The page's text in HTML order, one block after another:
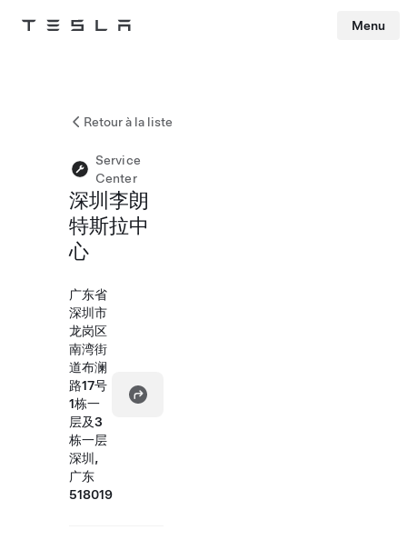
Tesla Menu
Retour à la liste
Service
Center
深圳李朗
特斯拉中
心
广东省
深圳市
龙岗区
南湾街
道布澜
路17号
1栋一
层及3
栋一层
深圳,
广东
518019